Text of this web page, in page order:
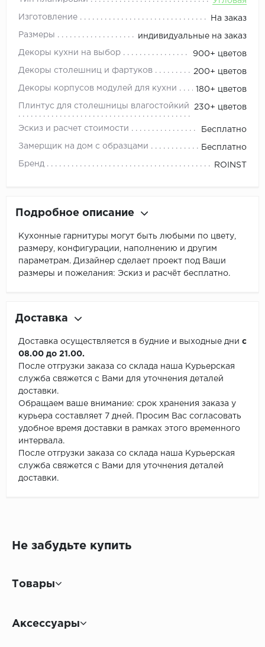
Изготовление На заказ
Размеры индивидуальные на заказ
Декоры кухни на выбор 900+ цветов
Декоры столешниц и фартуков 200+ цветов
Декоры корпусов модулей для кухни 180+ цветов
Плинтус для столешницы влагостойкий 230+ цветов
Эскиз и расчет стоимости Бесплатно
Замерщик на дом с образцами Бесплатно
Бренд ROINST
Подробное описание
Кухонные гарнитуры могут быть любыми по цвету,
размеру, конфигурации, наполнению и другим
параметрам. Дизайнер сделает проект под Ваши
размеры и пожелания: Эскиз и расчёт бесплатно.
Доставка
Доставка осуществляется в будние и выходные дни с
08.00 до 21.00.
После отгрузки заказа со склада наша Курьерская
служба свяжется с Вами для уточнения деталей
доставки.
Обращаем ваше внимание: срок хранения заказа у
курьера составляет 7 дней. Просим Вас согласовать
удобное время доставки в рамках этого временного
интервала.
После отгрузки заказа со склада наша Курьерская
служба свяжется с Вами для уточнения деталей
доставки.
Не забудьте купить
Товары
Аксессуары